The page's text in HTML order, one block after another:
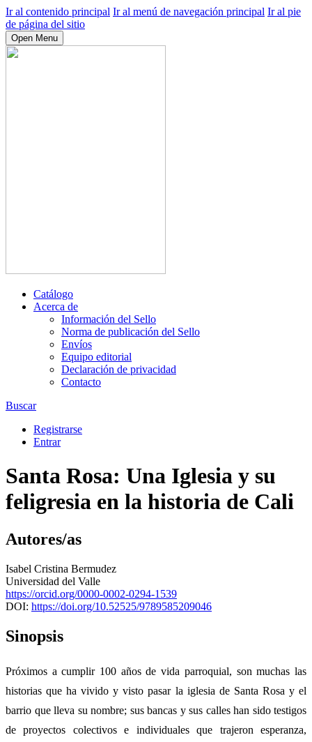
Ir al contenido principal Ir al menú de navegación principal Ir al pie
de página del sitio
Open Menu
Catálogo
Acerca de
Información del Sello
Norma de publicación del Sello
Envíos
Equipo editorial
Declaración de privacidad
Contacto
Buscar
Registrarse
Entrar
Santa Rosa: Una Iglesia y su
feligresia en la historia de Cali
Autores/as
Isabel Cristina Bermudez
Universidad del Valle
https://orcid.org/0000-0002-0294-1539
DOI: https://doi.org/10.52525/9789585209046
Sinopsis
Próximos a cumplir 100 años de vida parroquial, son muchas las
historias que ha vivido y visto pasar la iglesia de Santa Rosa y el
barrio que lleva su nombre; sus bancas y sus calles han sido testigos
de proyectos colectivos e individuales que trajeron esperanza,